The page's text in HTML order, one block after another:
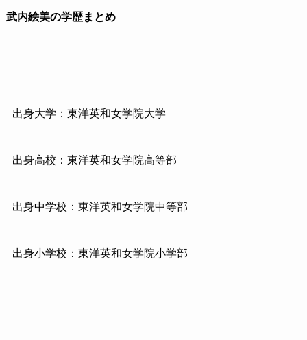
武内絵美の学歴まとめ
出身大学：東洋英和女学院大学
出身高校：東洋英和女学院高等部
出身中学校：東洋英和女学院中等部
出身小学校：東洋英和女学院小学部